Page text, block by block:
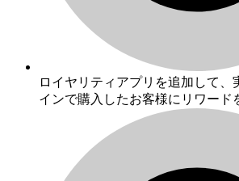
ロイヤリティアプリを追加して、
インで購入したお客様にリワード